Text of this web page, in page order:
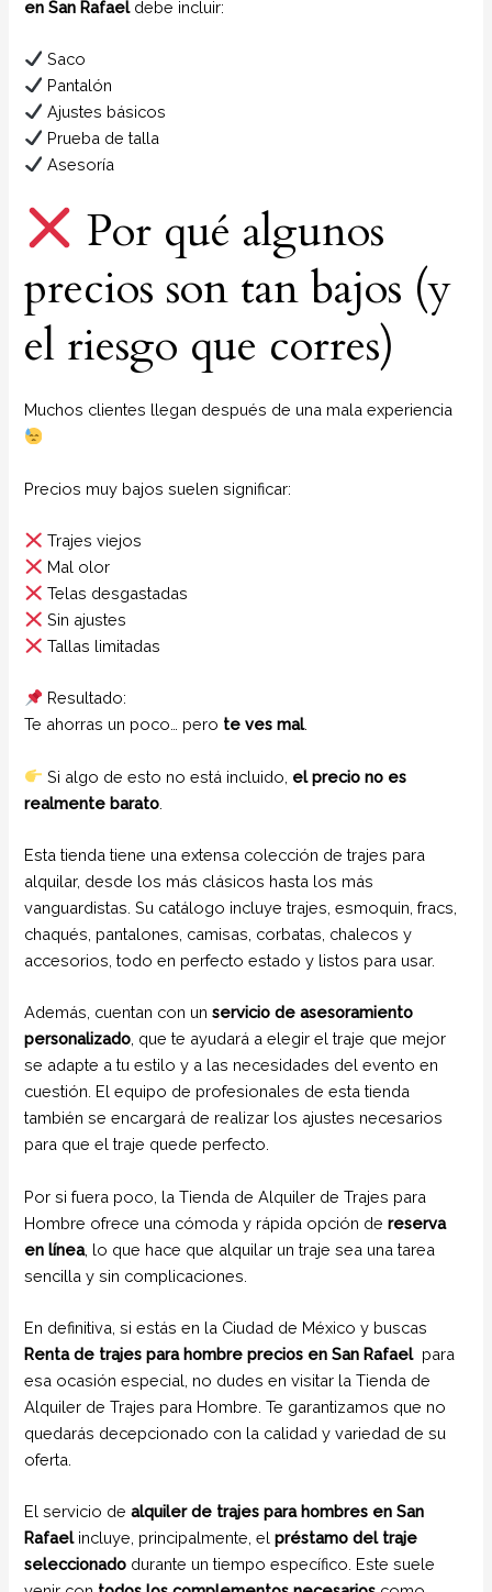
en San Rafaeldebe incluir:
Saco
Pantalón
Ajustes básicos
Prueba de talla
Asesoría
Por qué algunos
precios son tan bajos (y
el riesgo que corres)
Muchos clientes llegan después de una mala experiencia
Precios muy bajos suelen significar:
Trajes viejos
Mal olor
Telas desgastadas
Sin ajustes
Tallas limitadas
Resultado:
Te ahorras un poco… pero te ves mal.
Si algo de esto no está incluido, el precio no es
realmente barato
Esta tienda tiene una extensa colección de trajes para
alquilar, desde los más clásicos hasta los más
vanguardistas. Su catálogo incluye trajes, esmoquin, fracs,
chaqués, pantalones, camisas, corbatas, chalecos y
accesorios, todo en perfecto estado y listos para usar.
Además, cuentan con unservicio de asesoramiento
personalizado , que te ayudará a elegir el traje que mejor
se adapte a tu estilo y a las necesidades del evento en
cuestión. El equipo de profesionales de esta tienda
también se encargará de realizar los ajustes necesarios
para que el traje quede perfecto.
Por si fuera poco, la Tienda de Alquiler de Trajes para
Hombre ofrece una cómoda y rápida opción dereserva
en línea, lo que hace que alquilar un traje sea una tarea
sencilla y sin complicaciones.
En definitiva, si estás en la Ciudad de México y buscas
Renta de trajes para hombre precios en San Rafael para
esa ocasión especial, no dudes en visitar la Tienda de
Alquiler de Trajes para Hombre. Te garantizamos que no
quedarás decepcionado con la calidad y variedad de su
oferta.
El servicio dealquiler de trajes para hombres en San
Rafael incluye, principalmente, elpréstamo del traje
seleccionado durante un tiempo específico. Este suele